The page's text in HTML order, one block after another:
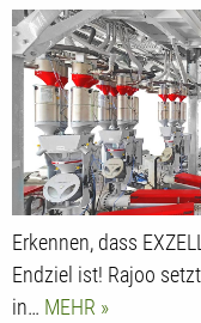
Erkennen, dass
Endziel ist! Rajoo
in… MEHR